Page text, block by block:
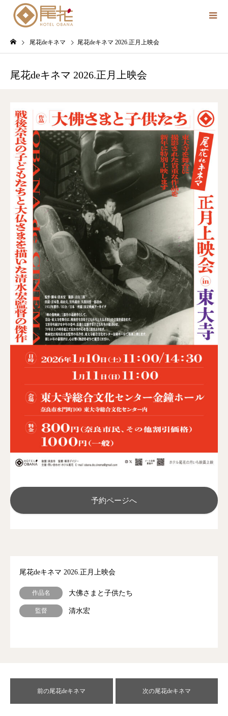
尾花deキネマ 尾花deキネマ 2026.正月上映会
尾花deキネマ 2026.正月上映会
予約ページへ
尾花deキネマ 2026.正月上映会
作品名 大佛さまと子供たち
監督 清水宏
前の尾花deキネマ 次の尾花deキネマ